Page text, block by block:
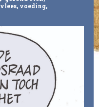
vlees, voeding,